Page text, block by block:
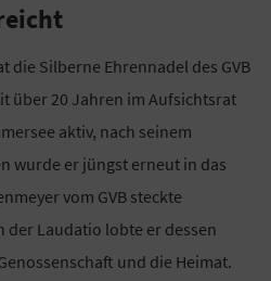
die Silberne Ehrennadel des GVB
über 20 Jahren im Aufsichtsrat
aktiv, nach seinem
wurde er jüngst erneut in das
vom GVB steckte
der Laudatio lobte er dessen
und die Heimat.